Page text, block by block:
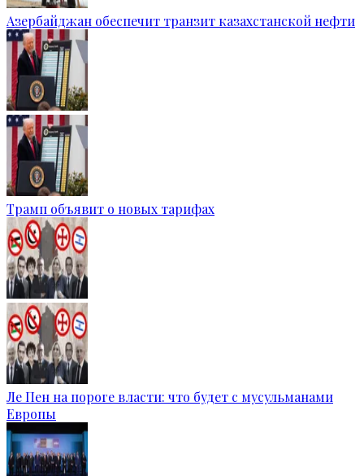
Азербайджан обеспечит транзит казахстанской нефти
Трамп объявит о новых тарифах
Ле Пен на пороге власти: что будет с мусульманами
Европы